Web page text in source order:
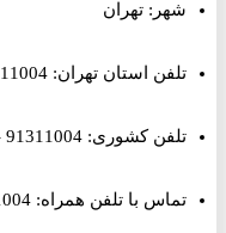
شهر: تهران
تلفن استان تهران: 91311004
تلفن کشوری: 91311004 – 021
تماس با تلفن همراه: 91311004 – 021